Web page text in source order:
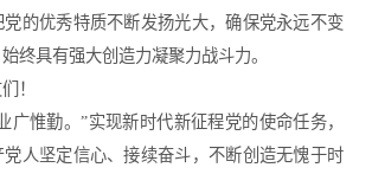
的优秀特质不断发扬光大，确保党永远不变
终具有强大创造力凝聚力战斗力。
！
惟勤。”实现新时代新征程党的使命任务，
人坚定信心、接续奋斗，不断创造无愧于时